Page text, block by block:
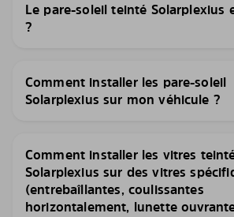
Le pare-soleil teinté Solarplexius
?
Comment installer les pare-soleil
Solarplexius sur mon véhicule ?
Comment installer les vitres
Solarplexius sur des vitres
(entrebaîllantes, coulissantes
horizontalement, lunette